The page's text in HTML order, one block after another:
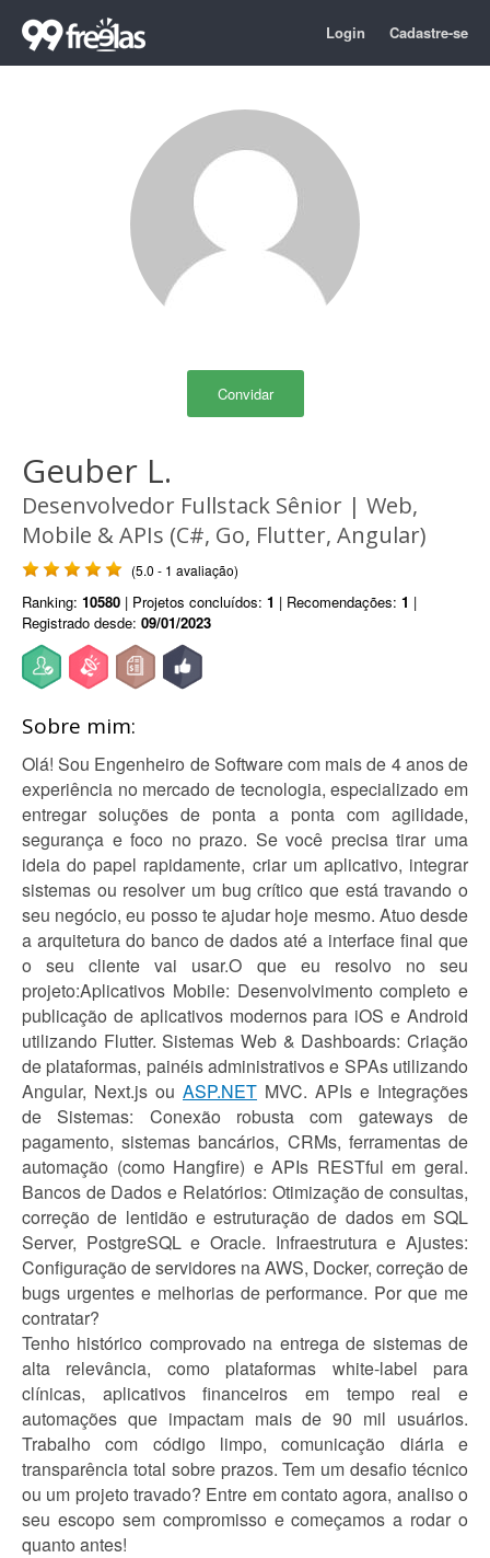
Login Cadastre-se
Convidar
Geuber L.
Desenvolvedor Fullstack Sênior | Web,
Mobile & APIs (C#, Go, Flutter, Angular)
(5.0 - 1 avaliação)
Ranking: 10580 | Projetos concluídos: 1 | Recomendações: 1 |
Registrado desde: 09/01/2023
Sobre mim:
Olá! Sou Engenheiro de Software com mais de 4 anos de
experiência no mercado de tecnologia, especializado em
entregar soluções de ponta a ponta com agilidade,
segurança e foco no prazo. Se você precisa tirar uma
ideia do papel rapidamente, criar um aplicativo, integrar
sistemas ou resolver um bug crítico que está travando o
seu negócio, eu posso te ajudar hoje mesmo. Atuo desde
a arquitetura do banco de dados até a interface final que
o seu cliente vai usar.O que eu resolvo no seu
projeto:Aplicativos Mobile: Desenvolvimento completo e
publicação de aplicativos modernos para iOS e Android
utilizando Flutter. Sistemas Web & Dashboards: Criação
de plataformas, painéis administrativos e SPAs utilizando
Angular, Next.js ou ASP.NET MVC. APIs e Integrações
de Sistemas: Conexão robusta com gateways de
pagamento, sistemas bancários, CRMs, ferramentas de
automação (como Hangfire) e APIs RESTful em geral.
Bancos de Dados e Relatórios: Otimização de consultas,
correção de lentidão e estruturação de dados em SQL
Server, PostgreSQL e Oracle. Infraestrutura e Ajustes:
Configuração de servidores na AWS, Docker, correção de
bugs urgentes e melhorias de performance. Por que me
contratar?
Tenho histórico comprovado na entrega de sistemas de
alta relevância, como plataformas white-label para
clínicas, aplicativos financeiros em tempo real e
automações que impactam mais de 90 mil usuários.
Trabalho com código limpo, comunicação diária e
transparência total sobre prazos. Tem um desafio técnico
ou um projeto travado? Entre em contato agora, analiso o
seu escopo sem compromisso e começamos a rodar o
quanto antes!